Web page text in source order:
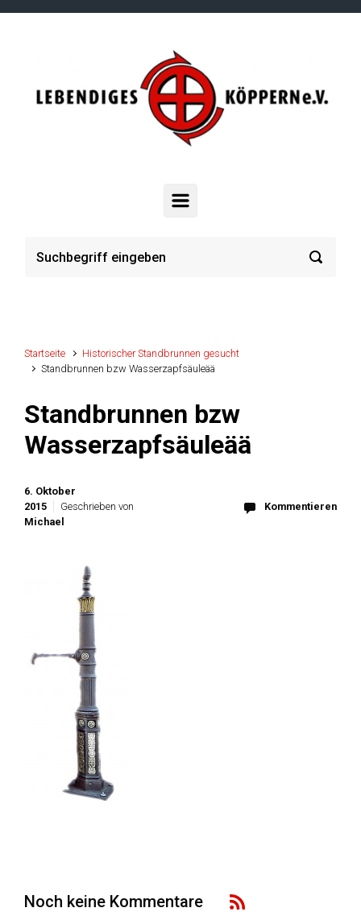
Zum Hauptinhalt springen
Startseite
Historischer Standbrunnen gesucht
Standbrunnen bzw Wasserzapfsäuleää
Standbrunnen bzw
Wasserzapfsäuleää
6. Oktober
2015
Geschrieben von
Michael
Kommentieren
Noch keine Kommentare